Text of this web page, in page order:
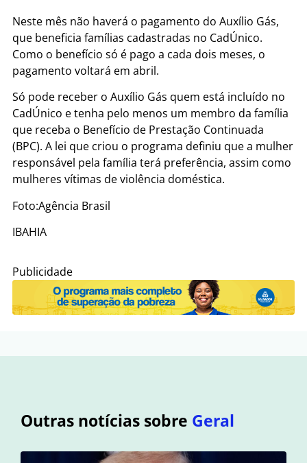
Neste mês não haverá o pagamento do Auxílio Gás,
que beneficia famílias cadastradas no CadÚnico.
Como o benefício só é pago a cada dois meses, o
pagamento voltará em abril.
Só pode receber o Auxílio Gás quem está incluído no
CadÚnico e tenha pelo menos um membro da família
que receba o Benefício de Prestação Continuada
(BPC). A lei que criou o programa definiu que a mulher
responsável pela família terá preferência, assim como
mulheres vítimas de violência doméstica.
Foto:Agência Brasil
IBAHIA
Publicidade
Outras notícias sobre Geral